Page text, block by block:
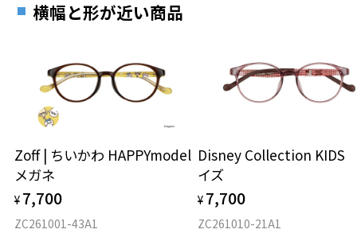
横幅と形が近い商品
Zoff | ちいかわ HAPPYmodel
メガネ
¥ 7,700
ZC261001-43A1
Disney Collection KIDS
イズ
¥ 7,700
ZC261010-21A1